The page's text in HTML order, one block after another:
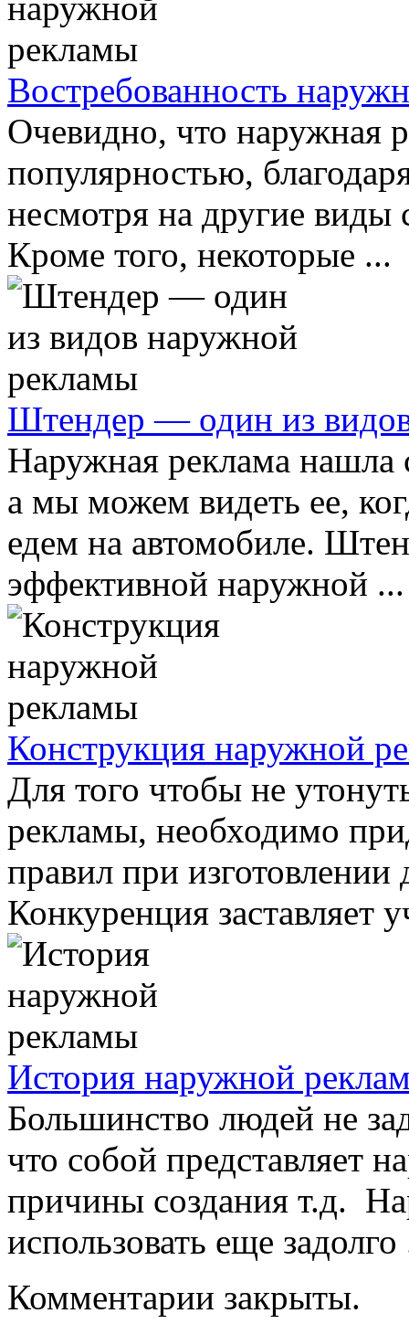
Востребованность
Очевидно, что наружная
популярностью,
несмотря на другие
Кроме того, некоторые ...
Штендер — один из
Наружная реклама нашла
а мы можем видеть ее,
едем на автомобиле.
эффективной наружной ...
Конструкция наружной
Для того чтобы не
рекламы, необходимо
правил при
Конкуренция заставляет
История наружной
Большинство людей не
что собой представляет
причины создания т.д.
использовать еще задолго
Комментарии закрыты.